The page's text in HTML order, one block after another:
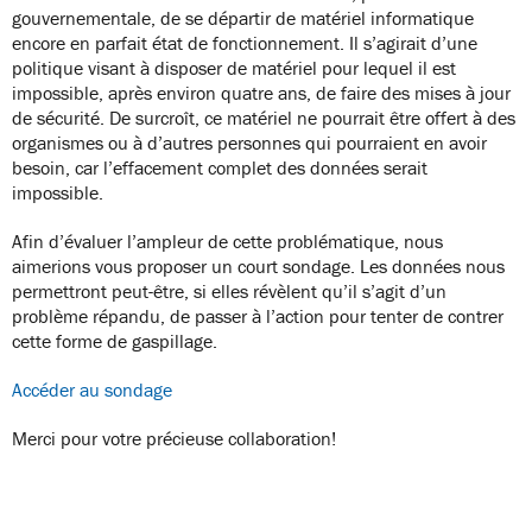
gouvernementale, de se départir de matériel informatique
encore en parfait état de fonctionnement. Il s’agirait d’une
politique visant à disposer de matériel pour lequel il est
impossible, après environ quatre ans, de faire des mises à jour
de sécurité. De surcroît, ce matériel ne pourrait être offert à des
organismes ou à d’autres personnes qui pourraient en avoir
besoin, car l’effacement complet des données serait
impossible.
Afin d’évaluer l’ampleur de cette problématique, nous
aimerions vous proposer un court sondage. Les données nous
permettront peut-être, si elles révèlent qu’il s’agit d’un
problème répandu, de passer à l’action pour tenter de contrer
cette forme de gaspillage.
Accéder au sondage
Merci pour votre précieuse collaboration!